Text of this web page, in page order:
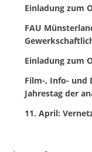
Einladung zum
FAU
Einladung zum
Film-, Info- und
Jahrestag der
11. April: